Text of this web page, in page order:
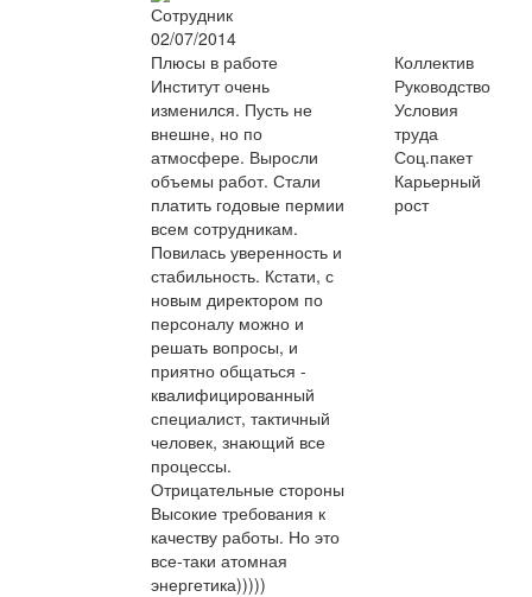
Сотрудник
02/07/2014
Плюсы в работе
Институт очень
изменился. Пусть не
внешне, но по
атмосфере. Выросли
объемы работ. Стали
платить годовые пермии
всем сотрудникам.
Повилась уверенность и
стабильность. Кстати, с
новым директором по
персоналу можно и
решать вопросы, и
приятно общаться -
квалифицированный
специалист, тактичный
человек, знающий все
процессы.
Отрицательные стороны
Высокие требования к
качеству работы. Но это
все-таки атомная
энергетика)))))
Коллектив
Руководство
Условия
труда
Соц.пакет
Карьерный
рост